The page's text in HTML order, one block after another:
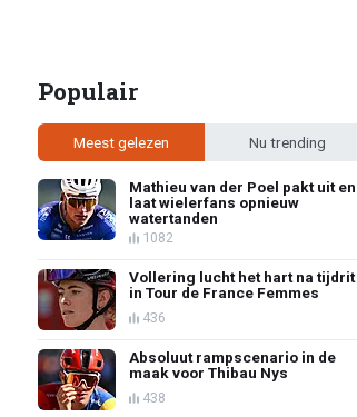
Populair
Meest gelezen Nu trending
Mathieu van der Poel pakt uit en
laat wielerfans opnieuw
watertanden
1082
Vollering lucht het hart na tijdrit
in Tour de France Femmes
436
Absoluut rampscenario in de
maak voor Thibau Nys
438